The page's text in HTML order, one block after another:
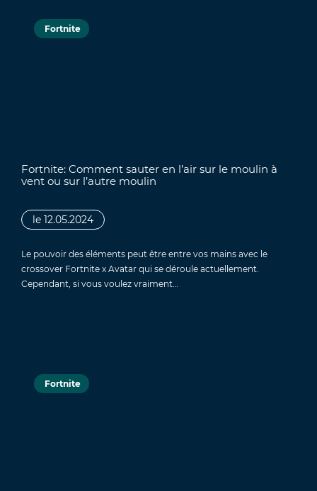
Fortnite
Fortnite: Comment sauter en l’air sur le moulin à
vent ou sur l’autre moulin
le 12.05.2024
Le pouvoir des éléments peut être entre vos mains avec le
crossover Fortnite x Avatar qui se déroule actuellement.
Cependant, si vous voulez vraiment…
Fortnite